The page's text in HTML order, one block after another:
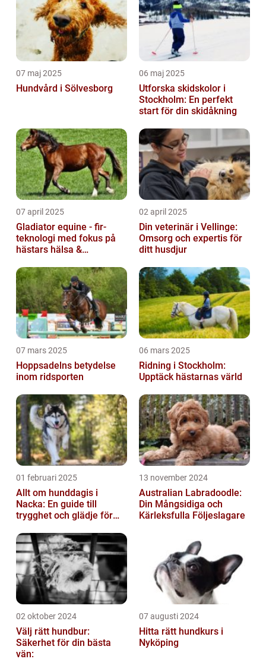
07 maj 2025
Hundvård i Sölvesborg
06 maj 2025
Utforska skidskolor i
Stockholm: En perfekt
start för din skidåkning
07 april 2025
Gladiator equine - fir-
teknologi med fokus på
hästars hälsa &
02 april 2025
Din veterinär i Vellinge:
Omsorg och expertis för
ditt husdjur
07 mars 2025
Hoppsadelns betydelse
inom ridsporten
06 mars 2025
Ridning i Stockholm:
Upptäck hästarnas värld
01 februari 2025
Allt om hunddagis i
Nacka: En guide till
trygghet och glädje för
13 november 2024
Australian Labradoodle:
Din Mångsidiga och
Kärleksfulla Följeslagare
02 oktober 2024
Välj rätt hundbur:
Säkerhet för din bästa
vän:
07 augusti 2024
Hitta rätt hundkurs i
Nyköping